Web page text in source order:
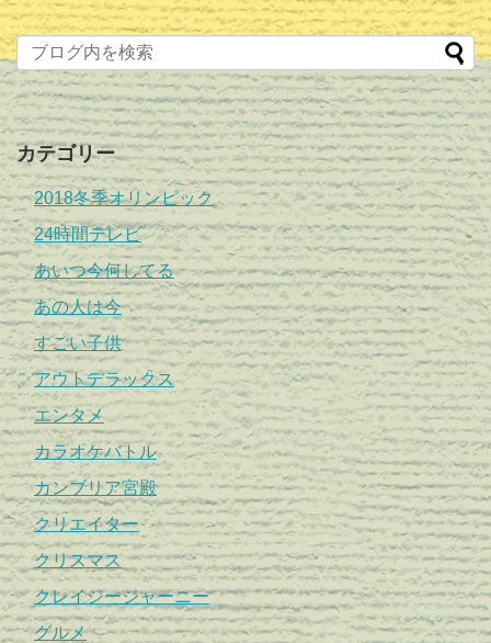
カテゴリー
2018冬季オリンピック
24時間テレビ
あいつ今何してる
あの人は今
すごい子供
アウトデラックス
エンタメ
カラオケバトル
カンブリア宮殿
クリエイター
クリスマス
クレイジージャーニー
グルメ